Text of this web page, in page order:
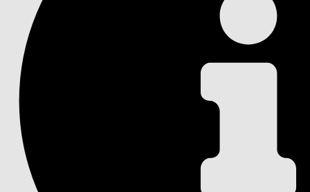
Control de versión
La activación de la versión más reciente de la
componentes Lightning de su organización se